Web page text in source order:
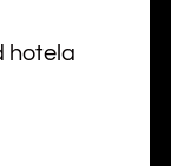
hotela